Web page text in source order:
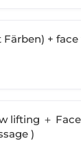
+
lifting ＋
)